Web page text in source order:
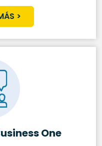
>
One